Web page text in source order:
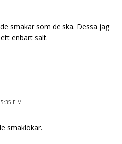
smakar som de ska. Dessa jag
enbart salt.
E M
smaklökar.